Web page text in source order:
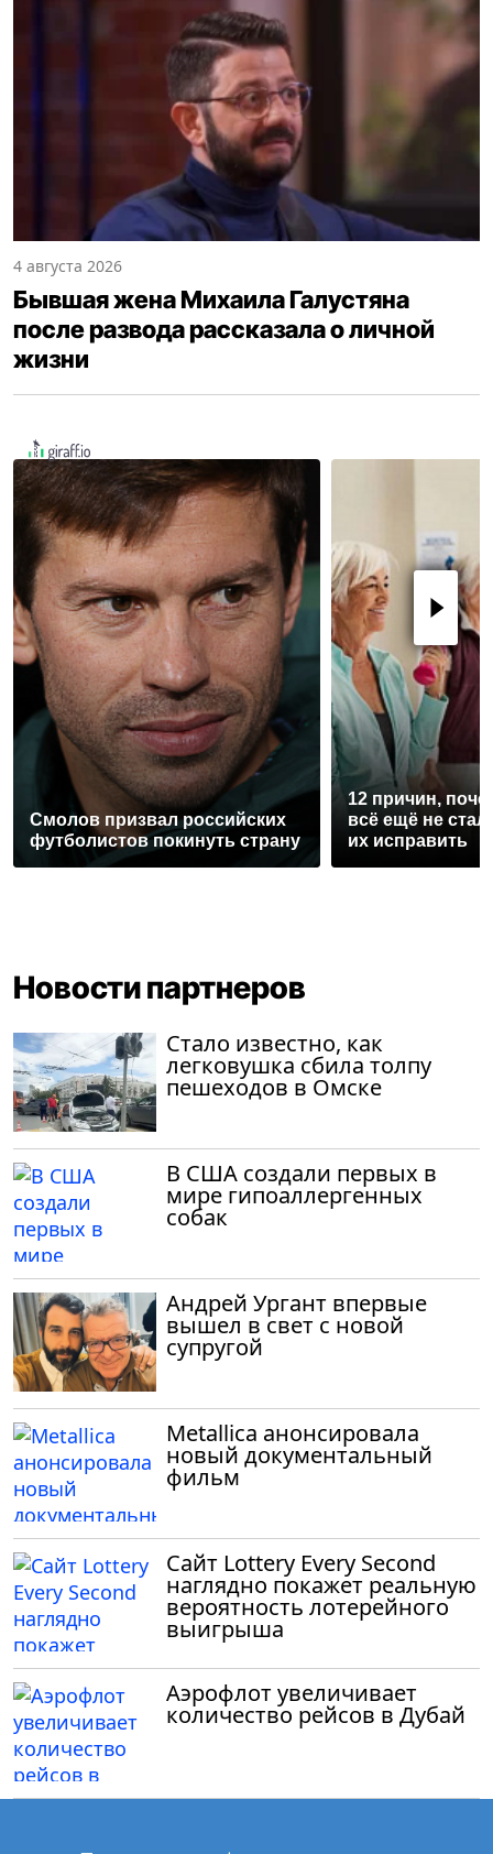
4 августа 2026
Бывшая жена Михаила Галустяна
после развода рассказала о личной
жизни
Смолов призвал российских
футболистов покинуть страну
12 причин,
всё ещё не
их исправить
Новости партнеров
Стало известно, как
легковушка сбила толпу
пешеходов в Омске
В США создали первых в
мире гипоаллергенных
собак
Андрей Ургант впервые
вышел в свет с новой
супругой
Metallica анонсировала
новый документальный
фильм
Сайт Lottery Every Second
наглядно покажет реальную
вероятность лотерейного
выигрыша
Аэрофлот увеличивает
количество рейсов в Дубай